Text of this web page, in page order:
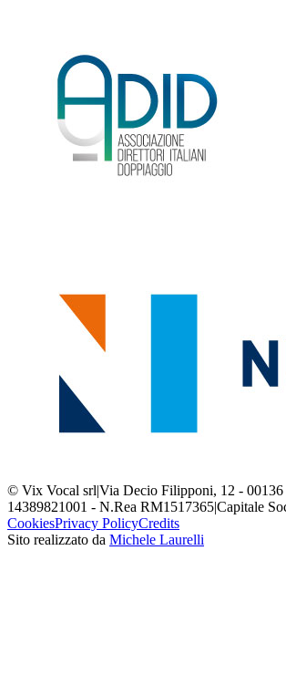
© Vix Vocal srl|Via Decio Filipponi, 12 - 00136
14389821001 - N.Rea RM1517365|Capitale
CookiesPrivacy PolicyCredits
Sito realizzato da Michele Laurelli